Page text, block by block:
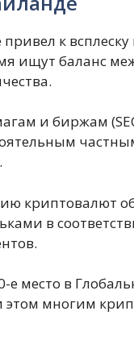
к
ищут баланс
и биржам
криптовалют
в
место в
этом многим